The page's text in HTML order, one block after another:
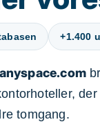
+1.400
tomgang.